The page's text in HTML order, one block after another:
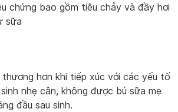
chứng bao gồm tiêu chảy và đầy hơi
sữa
hơn khi tiếp xúc với các yếu tố
nhẹ cân, không được bú sữa mẹ
đầu sau sinh.